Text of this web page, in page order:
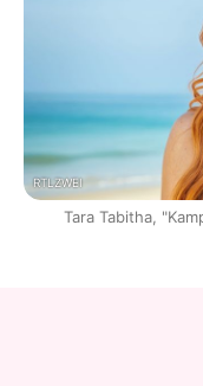
RTLZWEI
Tara Tabitha,